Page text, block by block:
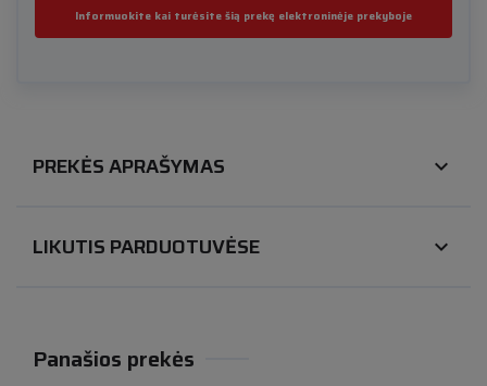
Informuokite kai turėsite šią prekę elektroninėje prekyboje
PREKĖS APRAŠYMAS expand_more
LIKUTIS PARDUOTUVĖSE expand_more
Panašios prekės